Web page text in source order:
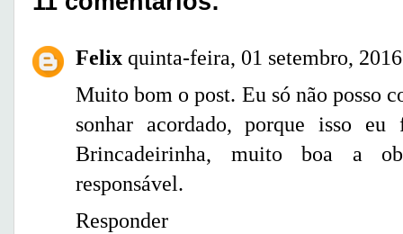
Felix quinta-feira, 01 setembro, 2016
Muito bom o post. Eu só não posso
sonhar acordado, porque isso
Brincadeirinha, muito boa a
responsável.
Responder